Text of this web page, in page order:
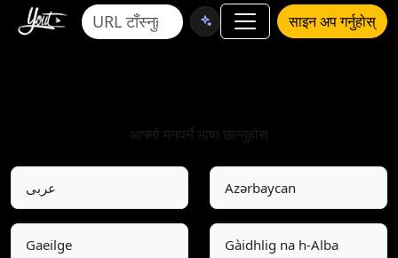
साइन अप गर्नुहोस्
आफ्नो मनपर्ने भाषा छान्नुहोस्
عربى Azərbaycan
Gaeilge Gàidhlig na h-Alba